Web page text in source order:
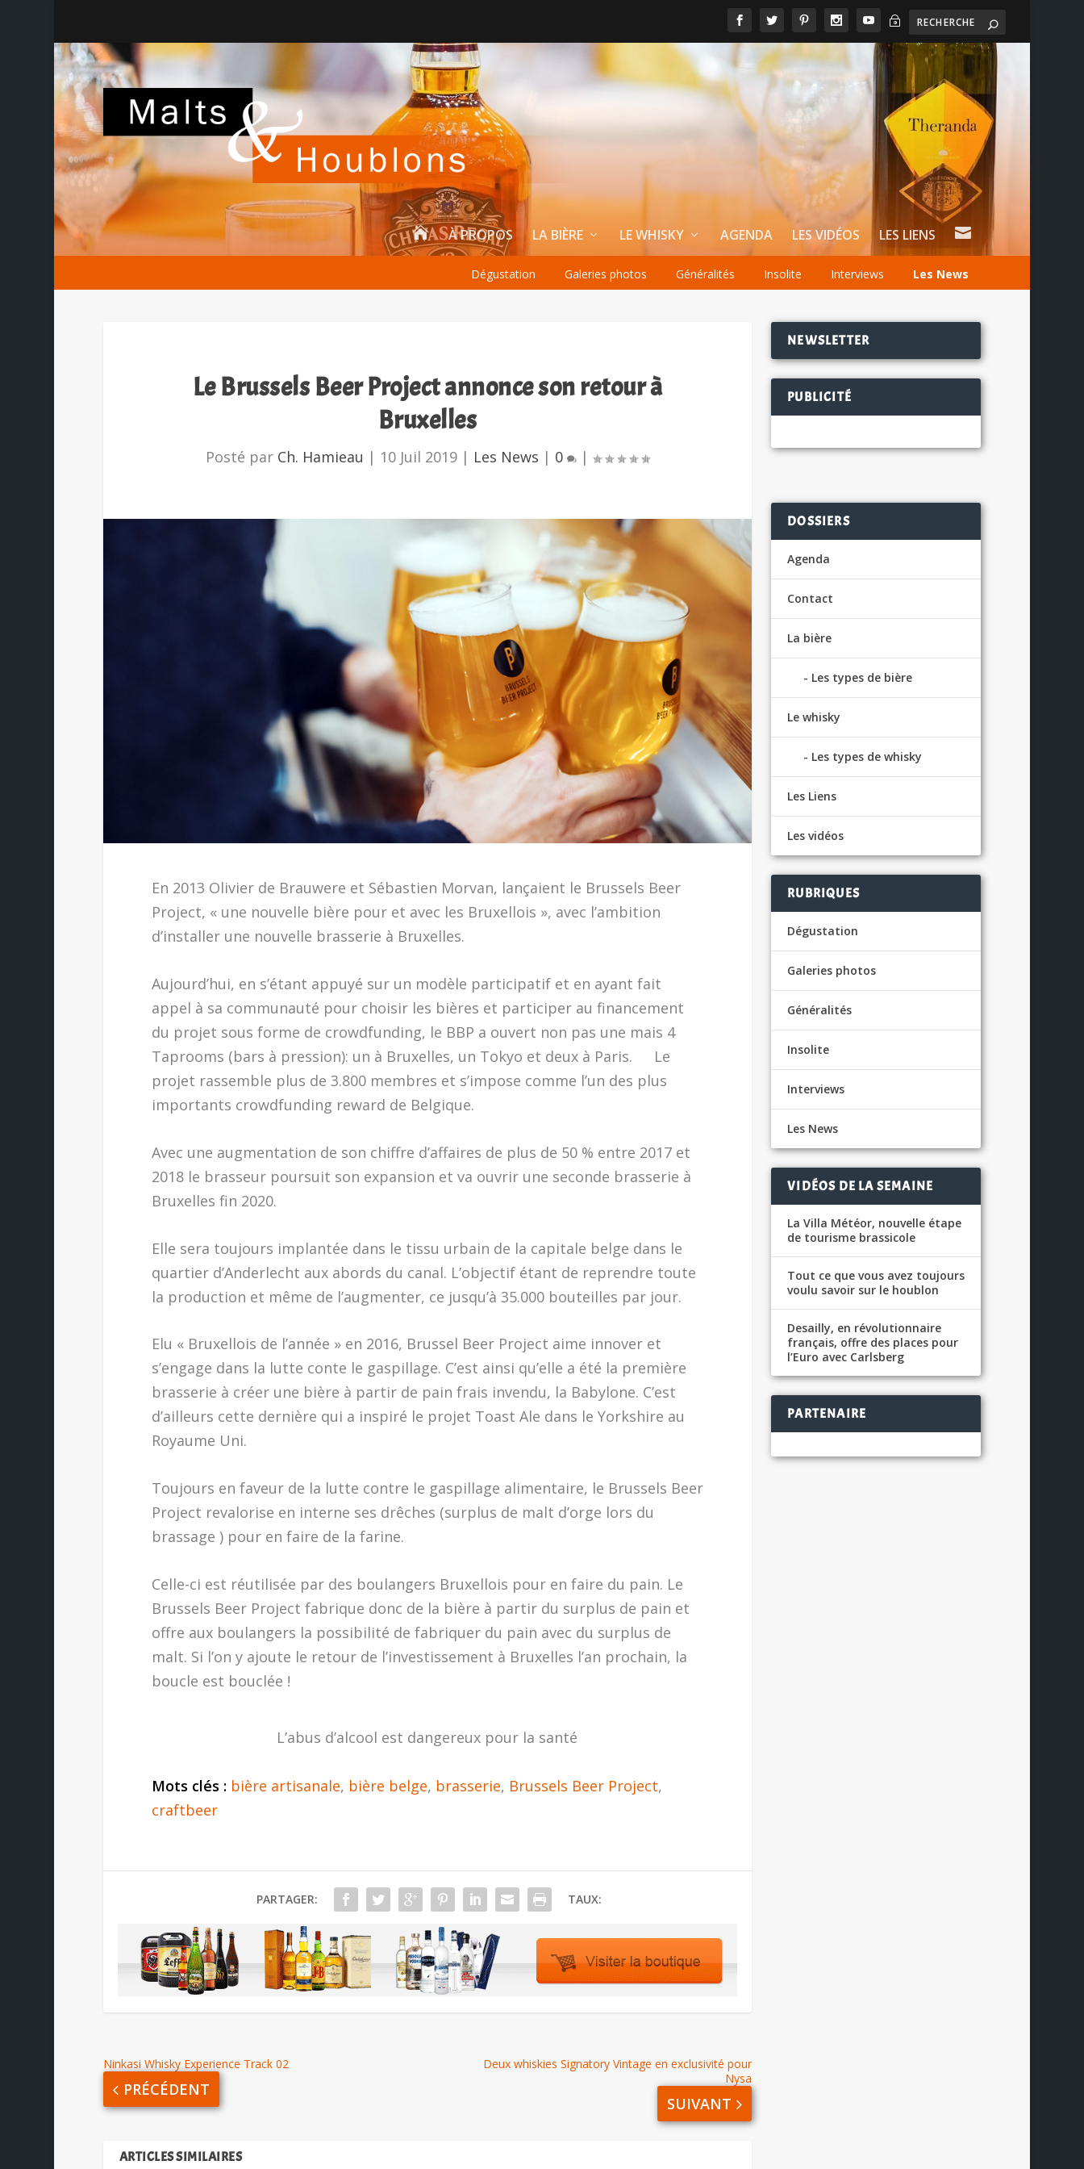
~
 À PROPOS LA BIÈRE LE WHISKY AGENDA LES VIDÉOS LES LIENS 
Dégustation Galeries photos Généralités Insolite Interviews Les News
Le Brussels Beer Project annonce son retour à
Bruxelles
Posté par Ch. Hamieau | 10 Juil 2019| Les News | 0 |
En 2013 Olivier de Brauwere et Sébastien Morvan, lançaient le Brussels Beer
Project, « une nouvelle bière pour et avec les Bruxellois », avec l’ambition
d’installer une nouvelle brasserie à Bruxelles.
Aujourd’hui, en s’étant appuyé sur un modèle participatif et en ayant fait
appel à sa communauté pour choisir les bières et participer au financement
du projet sous forme de crowdfunding, le BBP a ouvert non pas une mais 4
Taprooms (bars à pression): un à Bruxelles, un Tokyo et deux à Paris. Le
projet rassemble plus de 3.800 membres et s’impose comme l’un des plus
importants crowdfunding reward de Belgique.
Avec une augmentation de son chiffre d’affaires de plus de 50 % entre 2017 et
2018 le brasseur poursuit son expansion et va ouvrir une seconde brasserie à
Bruxelles fin 2020.
Elle sera toujours implantée dans le tissu urbain de la capitale belge dans le
quartier d’Anderlecht aux abords du canal. L’objectif étant de reprendre toute
la production et même de l’augmenter, ce jusqu’à 35.000 bouteilles par jour.
Elu « Bruxellois de l’année » en 2016, Brussel Beer Project aime innover et
s’engage dans la lutte conte le gaspillage. C’est ainsi qu’elle a été la première
brasserie à créer une bière à partir de pain frais invendu, la Babylone. C’est
d’ailleurs cette dernière qui a inspiré le projet Toast Ale dans le Yorkshire au
Royaume Uni.
Toujours en faveur de la lutte contre le gaspillage alimentaire, le Brussels Beer
Project revalorise en interne ses drêches (surplus de malt d’orge lors du
brassage ) pour en faire de la farine.
Celle-ci est réutilisée par des boulangers Bruxellois pour en faire du pain. Le
Brussels Beer Project fabrique donc de la bière à partir du surplus de pain et
offre aux boulangers la possibilité de fabriquer du pain avec du surplus de
malt. Si l’on y ajoute le retour de l’investissement à Bruxelles l’an prochain, la
boucle est bouclée !
L’abus d’alcool est dangereux pour la santé
Mots clés : bière artisanale, bière belge, brasserie, Brussels Beer Project,
craftbeer
PARTAGER: TAUX:
Ninkasi Whisky Experience Track 02
PRÉCÉDENT
Deux whiskies Signatory Vintage en exclusivité pour
Nysa
SUIVANT
ARTICLES SIMILAIRES
NEWSLETTER
PUBLICITÉ
DOSSIERS
Agenda
Contact
La bière
Les types de bière
Le whisky
Les types de whisky
Les Liens
Les vidéos
RUBRIQUES
Dégustation
Galeries photos
Généralités
Insolite
Interviews
Les News
VIDÉOS DE LA SEMAINE
La Villa Météor, nouvelle étape
de tourisme brassicole
Tout ce que vous avez toujours
voulu savoir sur le houblon
Desailly, en révolutionnaire
français, offre des places pour
l’Euro avec Carlsberg
PARTENAIRE